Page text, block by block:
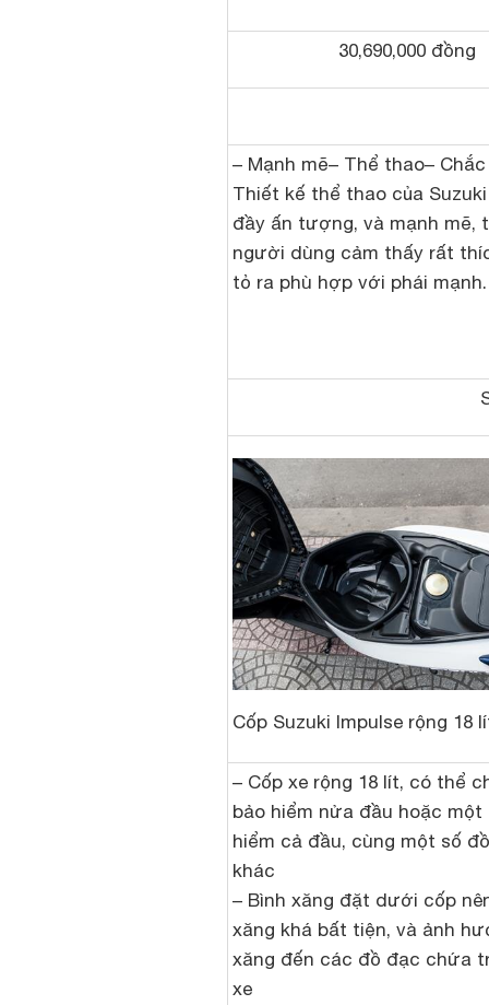
30,690,000 đồng
– Mạnh mẽ– Thể thao–
Thiết kế thể thao của
đầy ấn tượng, và mạnh mẽ,
người dùng cảm thấy rất
tỏ ra phù hợp với phái mạnh.
Cốp Suzuki Impulse rộng 18
– Cốp xe rộng 18 lít, có thể
bảo hiểm nửa đầu hoặc một
hiểm cả đầu, cùng một số
khác
– Bình xăng đặt dưới cốp
xăng khá bất tiện, và ảnh
xăng đến các đồ đạc chứa
xe